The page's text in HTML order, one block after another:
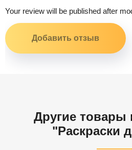
Your review will be published after
Другие товары
"Раскраски